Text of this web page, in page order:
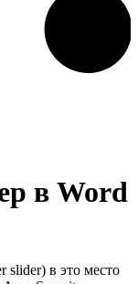
в Word
slider) в это место